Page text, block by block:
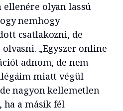
olyan lassú
nemhogy
csatlakozni, de
„Egyszer online
adnom, de nem
miatt végül
nagyon kellemetlen
a másik fél